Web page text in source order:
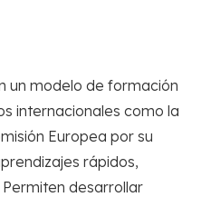
un modelo de formación
internacionales como la
Europea por su
rápidos,
desarrollar